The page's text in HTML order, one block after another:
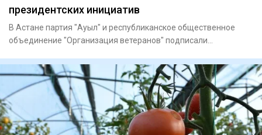
президентских инициатив
В Астане партия "Ауыл" и республиканское общественное
объединение "Организация ветеранов" подписали